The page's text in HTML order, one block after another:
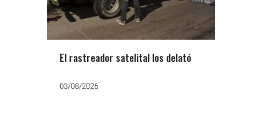
El rastreador satelital los delató
03/08/2026